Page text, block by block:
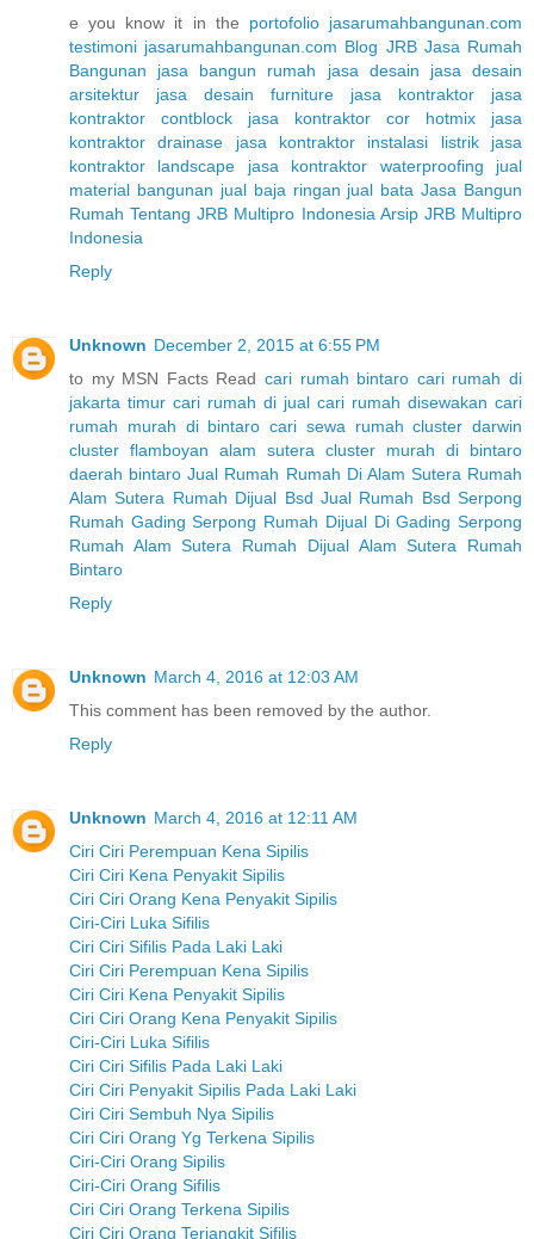
e you know it in the portofolio jasarumahbangunan.com
testimoni jasarumahbangunan.com Blog JRB Jasa Rumah
Bangunan
jasa bangun rumah jasa desain
jasa desain
arsitektur
jasa desain furniture jasa kontraktor
jasa
kontraktor contblock
jasa kontraktor cor hotmix
jasa
kontraktor drainase
jasa kontraktor instalasi listrik
jasa
kontraktor landscape
jasa kontraktor waterproofing
jual
material bangunan jual baja ringan jual bata Jasa Bangun
Rumah Tentang JRB Multipro Indonesia Arsip JRB Multipro
Indonesia
Reply
Unknown December 2, 2015 at 6:55 PM
to my MSN Facts Read cari rumah bintaro cari rumah di
jakarta timur cari rumah di jual cari rumah disewakan cari
rumah murah di bintaro cari sewa rumah cluster darwin
cluster flamboyan alam sutera
cluster murah di bintaro
daerah bintaro Jual Rumah Rumah Di Alam Sutera Rumah
Alam Sutera Rumah Dijual Bsd Jual Rumah Bsd Serpong
Rumah Gading Serpong Rumah Dijual Di Gading Serpong
Rumah Alam Sutera
Rumah Dijual Alam Sutera
Rumah
Bintaro
Reply
Unknown March 4, 2016 at 12:03 AM
This comment has been removed by the author.
Reply
Unknown March 4, 2016 at 12:11 AM
Ciri Ciri Perempuan Kena Sipilis
Ciri Ciri Kena Penyakit Sipilis
Ciri Ciri Orang Kena Penyakit Sipilis
Ciri-Ciri Luka Sifilis
Ciri Ciri Sifilis Pada Laki Laki
Ciri Ciri Perempuan Kena Sipilis
Ciri Ciri Kena Penyakit Sipilis
Ciri Ciri Orang Kena Penyakit Sipilis
Ciri-Ciri Luka Sifilis
Ciri Ciri Sifilis Pada Laki Laki
Ciri Ciri Penyakit Sipilis Pada Laki Laki
Ciri Ciri Sembuh Nya Sipilis
Ciri Ciri Orang Yg Terkena Sipilis
Ciri-Ciri Orang Sipilis
Ciri-Ciri Orang Sifilis
Ciri Ciri Orang Terkena Sipilis
Ciri Ciri Orang Terjangkit Sifilis